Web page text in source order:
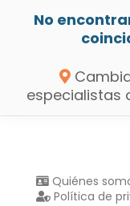
No
especialistas
Quiénes
Política de